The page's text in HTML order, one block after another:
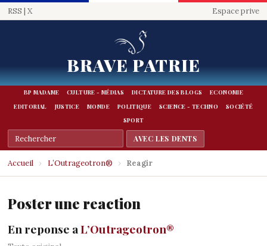
RSS | X Espace prive
BRAVE PATRIE
BP MADAME CULTURE - MÉDIAS DICTATURE DES BLOGS
ECONOMIE
EDITORIAL
JUSTICE MONDE POLITIQUE SCIENCE - TECHNO
SOCIÉTÉ
SPORT
Accueil › L’Outrageotron® › Reagir
Poster une reaction
En reponse aL’Outrageotron®